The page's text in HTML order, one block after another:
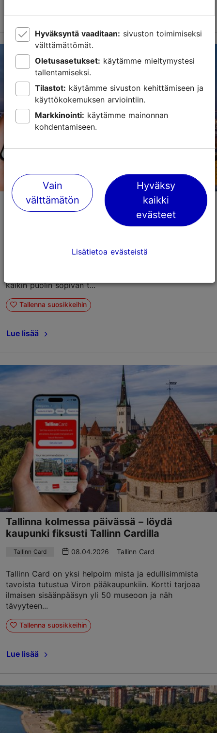
Illanviettoon Tallinn Cardilla: mitä tehdä
Tallinnassa, kun museot on suljettu?
Tallinn Cardin tarjoamat elämykset eivät lopu
kaikin puolin sopivan t...
Tallenna suosikkeihin
Lue lisää
Tallinna kolmessa päivässä – löydä
kaupunki fiksusti Tallinn Cardilla
Tallinn Card 08.04.2026 Tallinn Card
Tallinn Card on yksi helpoim mista ja edullisimmista
tavoista tutustua Viron pääkaupunkiin. Kortti tarjoaa
ilmaisen sisäänpääsyn yli 50 museoon ja näh
tävyyteen...
Tallenna suosikkeihin
Lue lisää
Hyväksyntä vaaditaan:
välttämättömät.
Oletusasetukset:
tallentamiseksi.
Tilastot:
käyttökokemuksen arviointiin.
Markkinointi:
kohdentamiseen.
Vain
välttämätön
Hyväksy
kaikki
evästeet
Lisätietoa evästeistä